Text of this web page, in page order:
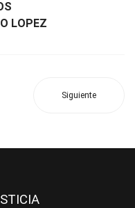
LOPEZ
Siguiente